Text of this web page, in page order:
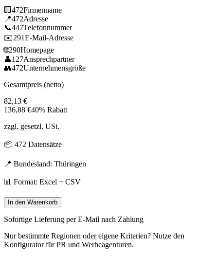
🏢 472Firmenname
📍472Adresse
📞447Telefonnummer
✉️291E-Mail-Adresse
🌐290Homepage
👤127Ansprechpartner
👥472Unternehmensgröße
Gesamtpreis (netto)
82,13 €
136,88 €40% Rabatt
zzgl. gesetzl. USt.
📦 472 Datensätze
📍 Bundesland: Thüringen
📊 Format: Excel + CSV
In den Warenkorb
Sofortige Lieferung per E-Mail nach Zahlung
Nur bestimmte Regionen oder eigene Kriterien? Nutze den
Konfigurator fürPR und Werbeagenturen.